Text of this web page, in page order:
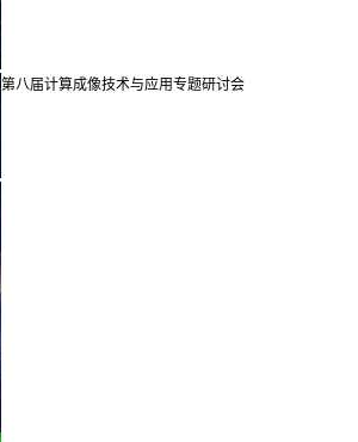
第八届计算成像技术与应用专题研讨会